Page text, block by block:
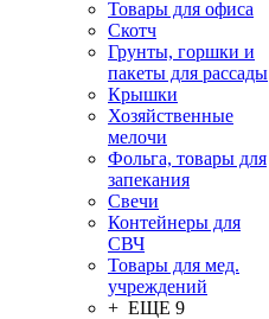
Товары для офиса
Скотч
Грунты, горшки и
пакеты для рассады
Крышки
Хозяйственные
мелочи
Фольга, товары для
запекания
Свечи
Контейнеры для
СВЧ
Товары для мед.
учреждений
+ ЕЩЕ 9